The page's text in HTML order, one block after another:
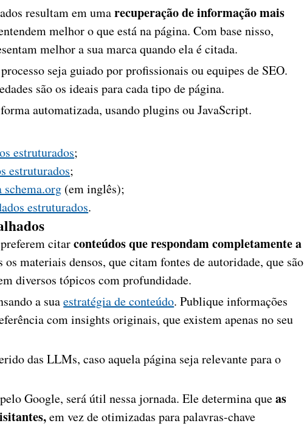
resultam em umarecuperação de informação mais
melhor o que está na página. Com base nisso,
melhor a sua marca quando ela é citada.
seja guiado por profissionais ou equipes de SEO.
são os ideais para cada tipo de página.
automatizada, usando plugins ou JavaScript.
estruturados;
estruturados;
(em inglês);
estruturados.
citarconteúdos que respondam completamente a
materiais densos, que citam fontes de autoridade, que são
diversos tópicos com profundidade.
a suaestratégia de conteúdo. Publique informações
com insights originais, que existem apenas no seu
das LLMs, caso aquela página seja relevante para o
Google, será útil nessa jornada. Ele determina queas
em vez de otimizadas para palavras-chave